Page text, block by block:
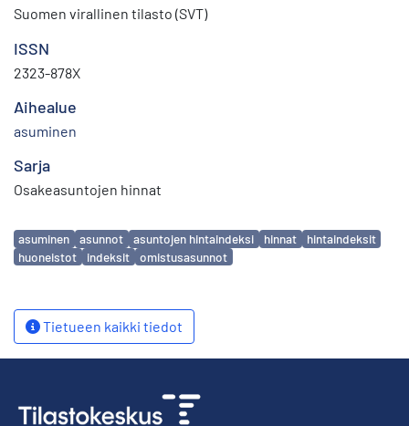
Suomen virallinen tilasto (SVT)
ISSN
2323-878X
Aihealue
asuminen
Sarja
Osakeasuntojen hinnat
Avainsanat
asuminen asunnot asuntojen hintaindeksi hinnat
hintaindeksit
huoneistot
indeksit omistusasunnot
Tietueen kaikki tiedot